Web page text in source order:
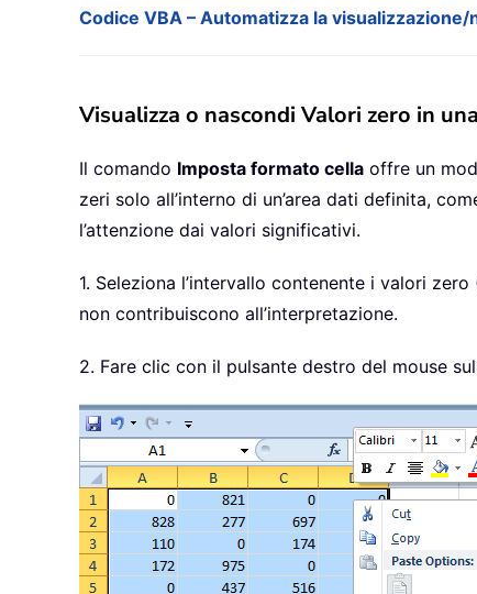
Codice VBA – Automatizza la
Visualizza o nascondi Valori zero in
Il comando Imposta formato cella offre un
zeri solo all’interno di un’area dati definita,
l’attenzione dai valori significativi.
1. Seleziona l’intervallo contenente i valori
non contribuiscono all’interpretazione.
2. Fare clic con il pulsante destro del mouse